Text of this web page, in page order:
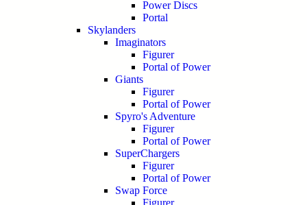
Power Discs
Portal
Skylanders
Imaginators
Figurer
Portal of Power
Giants
Figurer
Portal of Power
Spyro's Adventure
Figurer
Portal of Power
SuperChargers
Figurer
Portal of Power
Swap Force